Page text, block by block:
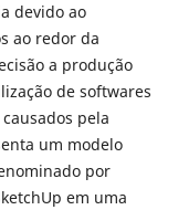
devido ao
ao redor da
a produção
de softwares
pela
um modelo
por
em uma